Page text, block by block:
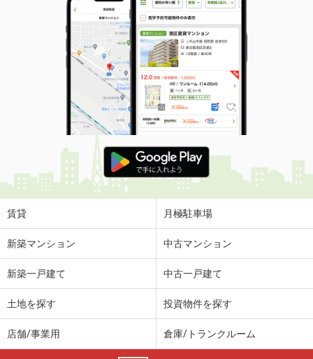
賃貸 月極駐車場
新築マンション 中古マンション
新築一戸建て 中古一戸建て
土地を探す 投資物件を探す
店舗/事業用 倉庫/トランクルーム